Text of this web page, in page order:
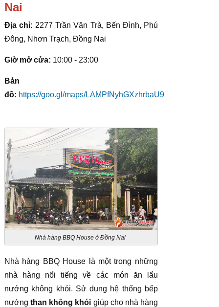
Nai
Địa chỉ: 2277 Trần Văn Trà, Bến Đình, Phú
Đông, Nhơn Trạch, Đồng Nai
Giờ mở cửa: 10:00 - 23:00
Bản
đồ: https://goo.gl/maps/LAMPfNyhGXzhrbaU9
Nhà hàng BBQ House ở Đồng Nai
Nhà hàng BBQ House là một trong những
nhà hàng nổi tiếng về các món ăn lẩu
nướng không khói. Sử dụng hệ thống bếp
nướng than không khói giúp cho nhà hàng